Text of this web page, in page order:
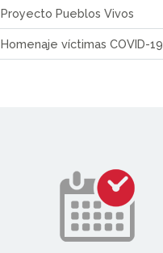
Proyecto Pueblos Vivos
Homenaje víctimas COVID-19